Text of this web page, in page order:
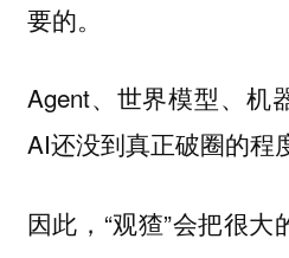
要的。
Agent、世界模型、机
AI还没到真正破圈的程
因此，“观猹”会把很